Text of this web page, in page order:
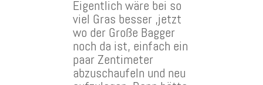
Eigentlich wäre bei so
viel Gras besser ,jetzt
wo der Große Bagger
noch da ist, einfach ein
paar Zentimeter
abzuschaufeln und neu